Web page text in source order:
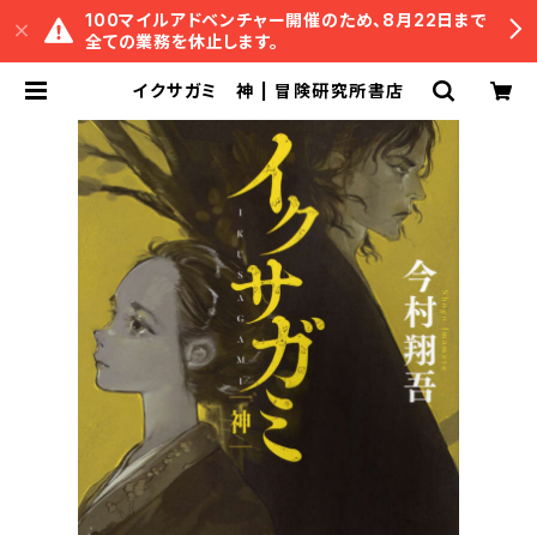
100マイルアドベンチャー開催のため、8月22日まで
全ての業務を休止します。
イクサガミ 神 | 冒険研究所書店